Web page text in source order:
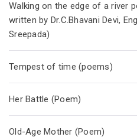
Walking on the edge of a river
written by Dr.C.Bhavani Devi,
Sreepada)
Tempest of time (poems)
Her Battle (Poem)
Old-Age Mother (Poem)